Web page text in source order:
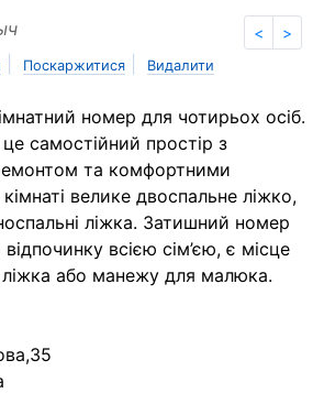
< >
Поскаржитися Видалити
номер для чотирьох осіб.
самостійний простір з
та комфортними
велике двоспальне ліжко,
ліжка. Затишний номер
всією сім’єю, є місце
або манежу для малюка.